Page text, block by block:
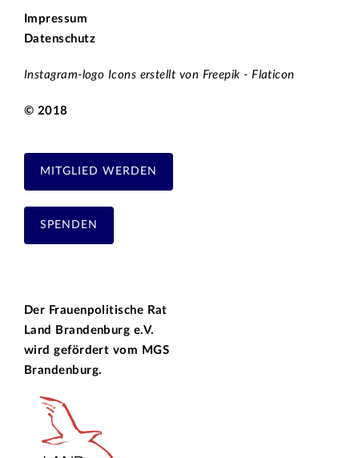
Impressum
Datenschutz
Instagram-logo Icons erstellt von Freepik - Flaticon
© 2018
MITGLIED WERDEN
SPENDEN
Der Frauenpolitische Rat
Land Brandenburg e.V.
wird gefördert vom MGS
Brandenburg.